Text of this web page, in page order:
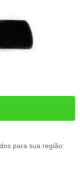
para sua região: